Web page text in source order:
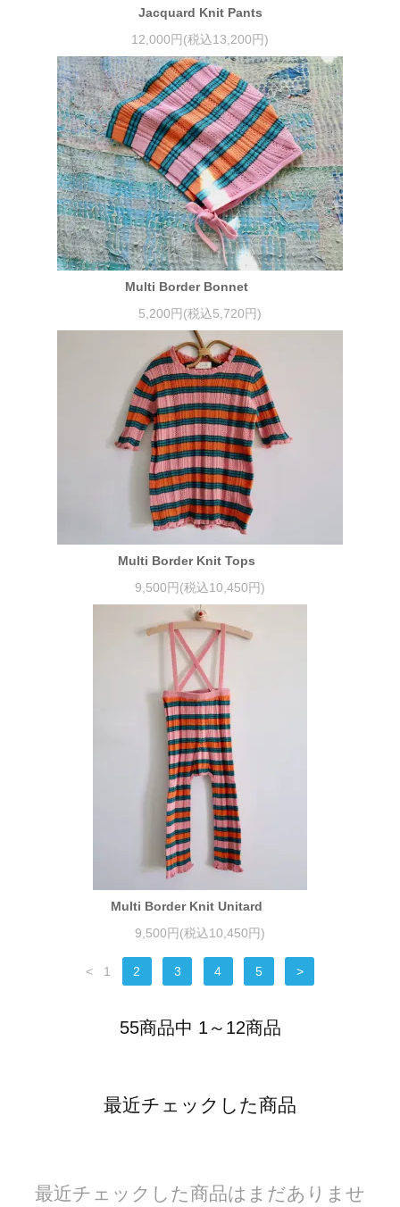
Jacquard Knit Pants
12,000円(税込13,200円)
Multi Border Bonnet
5,200円(税込5,720円)
Multi Border Knit Tops
9,500円(税込10,450円)
Multi Border Knit Unitard
9,500円(税込10,450円)
< 1 2 3 4 5 >
55商品中 1～12商品
最近チェックした商品
最近チェックした商品はまだありませ